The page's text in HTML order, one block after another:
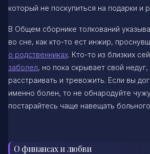
который не поскупиться на подарки и
В Общем сборнике толкований
во сне, как кто-то ест инжир,
о родственниках. Кто-то из близких
заболел, но пока скрывает свой
расстраивать и тревожить. Если вы
именно болен, то не обнародуйте
постарайтесь чаще навещать
О финансах и любви